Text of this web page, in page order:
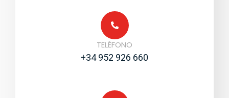
TELÉFONO
+34 952 926 660